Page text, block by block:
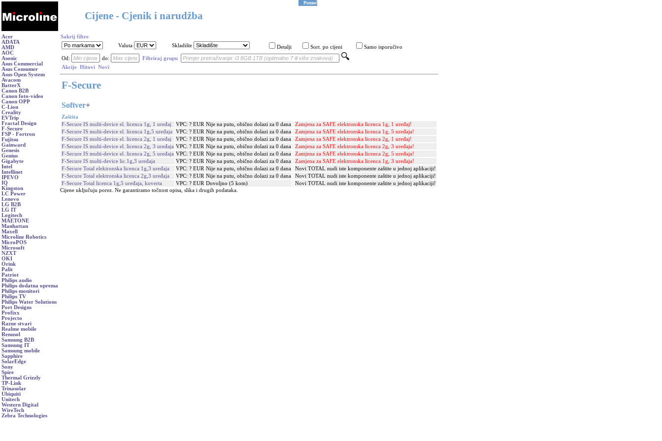
Cijene - Cjenik i narudžba
Pomoć
Acer
ADATA
AMD
AOC
Asonic
Asus Commercial
Asus Consumer
Asus Open System
Avacom
BatterX
Canon B2B
Canon foto-video
Canon OPP
C-Lion
Creality
EVTrip
Fractal Design
F-Secure
FSP - Fortron
Fujitsu
Gainward
Genesis
Genius
Gigabyte
Intel
Intellinet
IPEVO
IQ
Kingston
LC Power
Lenovo
LG B2B
LG IT
Logitech
MAETONE
Manhattan
Maxell
Microline Robotics
MicroPOS
Microsoft
NZXT
OKI
Orink
Palit
Patriot
Philips audio
Philips dodatna oprema
Philips monitori
Philips TV
Philips Water Solutions
Port Designs
Profixx
Projecto
Razne stvari
Realme mobile
Renusol
Samsung B2B
Samsung IT
Samsung mobile
Sapphire
SolarEdge
Sony
Spire
Thermal Grizzly
TP-Link
Trinasolar
Ubiquiti
Unitech
Western Digital
WireTech
Zebra Technologies
Sakrij filtre
Valuta
Skladište Detalji Sort. po cijeni Samo isporučivo
Od: do:
Filtriraj grupu
Akcije Hitovi Novi
F-Secure
Softver+
Zaštita
F-Secure IS multi-device el. licenca 1g, 1 uređaj
VPC: ? EUR Nije na putu, obično dolazi za 0 dana
Zamjena za SAFE elektronska licenca 1g, 1 uređaj!
F-Secure IS multi-device el. licenca 1g,5 uređaja
VPC: ? EUR Nije na putu, obično dolazi za 0 dana
Zamjena za SAFE elektronska licenca 1g, 5 uređaja!
F-Secure IS multi-device el. licenca 2g, 1 uređaj
VPC: ? EUR Nije na putu, obično dolazi za 0 dana
Zamjena za SAFE elektronska licenca 2g, 1 uređaj!
F-Secure IS multi-device el. licenca 2g, 3 uređaja VPC: ? EUR Nije na putu, obično dolazi za 0 dana
Zamjena za SAFE elektronska licenca 2g, 3 uređaja!
F-Secure IS multi-device el. licenca 2g, 5 uređaja VPC: ? EUR Nije na putu, obično dolazi za 0 dana
Zamjena za SAFE elektronska licenca 2g, 5 uređaja!
F-Secure IS multi-device lic.1g,3 uređaja
VPC: ? EUR Nije na putu, obično dolazi za 0 dana
Zamjena za SAFE elektronska licenca 1g, 3 uređaja!
F-Secure Total elektronska licenca 1g,3 uređaja
VPC: ? EUR Nije na putu, obično dolazi za 0 dana
Novi TOTAL nudi iste komponente zaštite u jednoj aplikaciji!
F-Secure Total elektronska licenca 2g,3 uređaja
VPC: ? EUR Nije na putu, obično dolazi za 0 dana
Novi TOTAL nudi iste komponente zaštite u jednoj aplikaciji!
F-Secure Total licenca 1g,5 uređaja, koverta
VPC: ? EUR Dovoljno (5 kom)
Novi TOTAL nudi iste komponente zaštite u jednoj aplikaciji!
Cijene uključuju porez. Ne garantiramo točnost opisa, slika i drugih podataka.